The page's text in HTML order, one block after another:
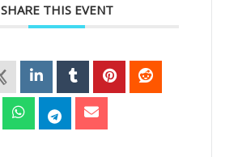
SHARE THIS EVENT